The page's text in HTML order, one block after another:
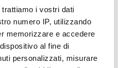
trattiamo i vostri dati
numero IP, utilizzando
memorizzare e accedere
al fine di
personalizzati, misurare